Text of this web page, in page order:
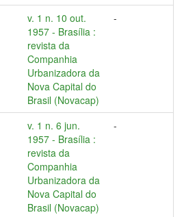
v. 1 n. 10 out.
1957 - Brasília :
revista da
Companhia
Urbanizadora da
Nova Capital do
Brasil (Novacap)
-
v. 1 n. 6 jun.
1957 - Brasília :
revista da
Companhia
Urbanizadora da
Nova Capital do
Brasil (Novacap)
-